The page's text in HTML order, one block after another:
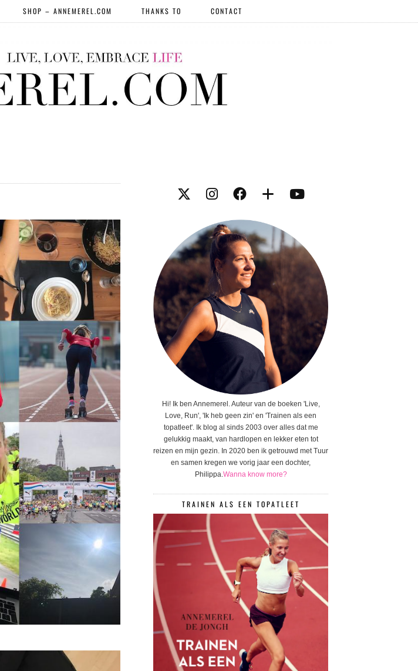
SHOP – ANNEMEREL.COM THANKS TO CONTACT
Hi! Ik ben Annemerel. Auteur van de boeken 'Live,
Love, Run', 'Ik heb geen zin' en 'Trainen als een
topatleet'. Ik blog al sinds 2003 over alles dat me
gelukkig maakt, van hardlopen en lekker eten tot
reizen en mijn gezin. In 2020 ben ik getrouwd met Tuur
en samen kregen we vorig jaar een dochter,
Philippa.Wanna know more?
TRAINEN ALS EEN TOPATLEET